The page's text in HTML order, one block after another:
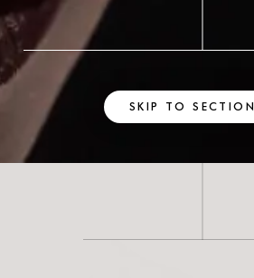
SKIP TO SECTION
Contact